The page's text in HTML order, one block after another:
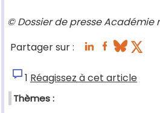
© Dossier de presse
Partager sur :
1 Réagissez à cet article
Thèmes :